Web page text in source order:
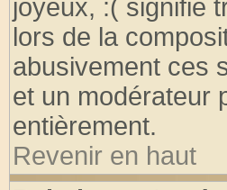
joyeux, :( signifie
lors de la
abusivement ces
et un modérateur
entièrement.
Revenir en haut